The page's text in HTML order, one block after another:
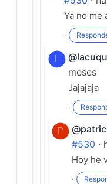
Ya no me
·
meses
Jajajaja
·
#530 ·
Hoy he
·